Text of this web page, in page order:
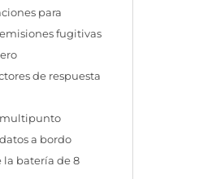
para
fugitivas
de respuesta
a bordo
la batería de 8